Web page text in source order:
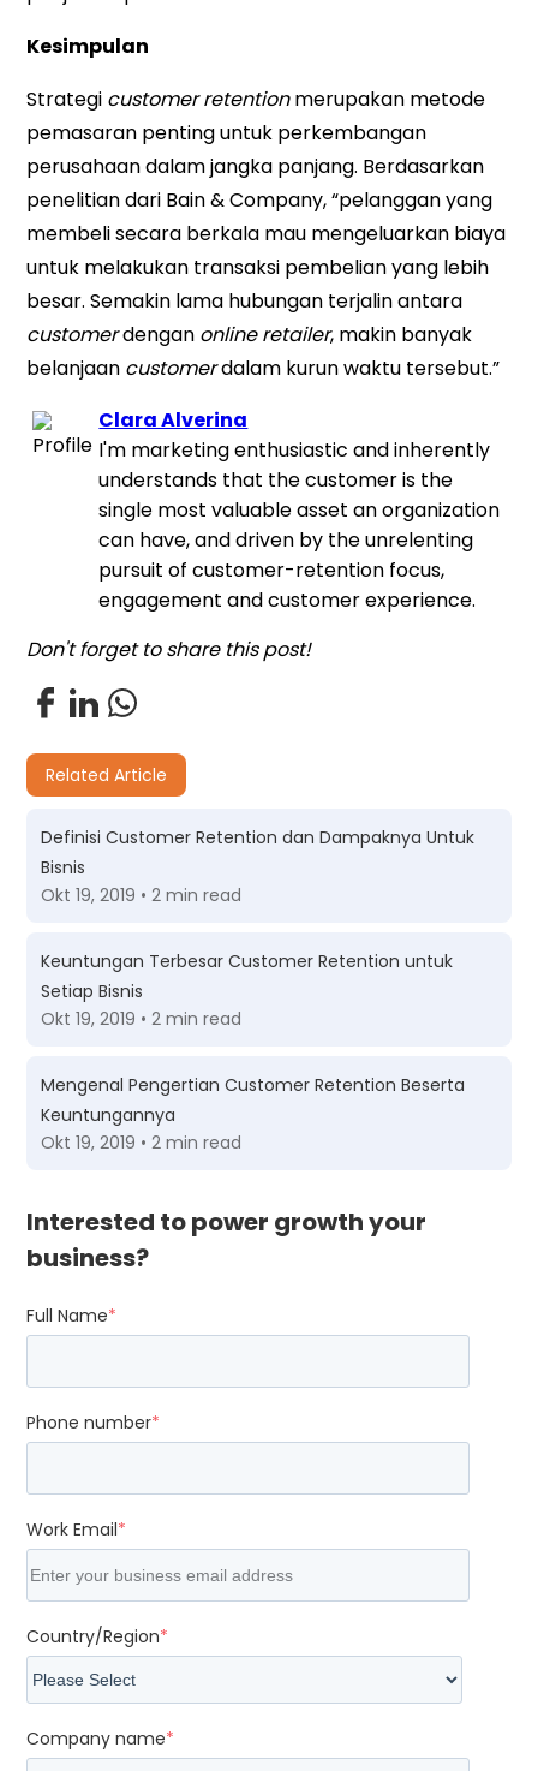
Kesimpulan
Strategi customer retentionmerupakan metode
pemasaran penting untuk perkembangan
perusahaan dalam jangka panjang. Berdasarkan
penelitian dari Bain & Company, “pelanggan yang
membeli secara berkala mau mengeluarkan biaya
untuk melakukan transaksi pembelian yang lebih
besar. Semakin lama hubungan terjalin antara
customerdengan online retailer, makin banyak
belanjaan customerdalam kurun waktu tersebut.”
Clara Alverina
I'm marketing enthusiastic and inherently
understands that the customer is the
single most valuable asset an organization
can have, and driven by the unrelenting
pursuit of customer-retention focus,
engagement and customer experience.
Don't forget to share this post!
Related Article
Definisi Customer Retention dan Dampaknya Untuk
Bisnis
Okt 19, 2019 • 2 min read
Keuntungan Terbesar Customer Retention untuk
Setiap Bisnis
Okt 19, 2019 • 2 min read
Mengenal Pengertian Customer Retention Beserta
Keuntungannya
Okt 19, 2019 • 2 min read
Interested to power growth your
business?
Full Name*
Phone number*
Work Email*
Country/Region*
Company name*